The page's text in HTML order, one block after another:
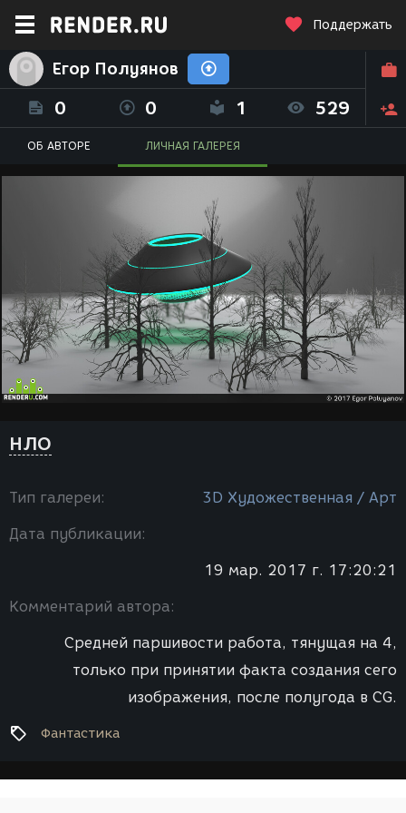
Поддержать
Егор Полуянов
0 0 1 529
ОБ АВТОРЕ ЛИЧНАЯ ГАЛЕРЕЯ
НЛО
Тип галереи: 3D Художественная / Арт
Дата публикации:
19 мар. 2017 г. 17:20:21
Комментарий автора:
Средней паршивости работа, тянущая на 4,
только при принятии факта создания сего
изображения, после полугода в CG.
Фантастика